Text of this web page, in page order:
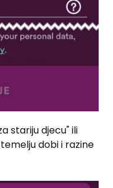
stariju djecu" ili
dobi i razine